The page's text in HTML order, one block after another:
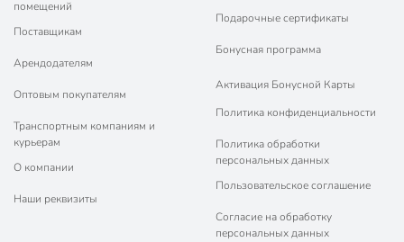
помещений
Поставщикам
Арендодателям
Оптовым покупателям
Транспортным компаниям и
курьерам
О компании
Наши реквизиты
Подарочные сертификаты
Бонусная программа
Активация Бонусной Карты
Политика конфиденциальности
Политика обработки
персональных данных
Пользовательское соглашение
Согласие на обработку
персональных данных